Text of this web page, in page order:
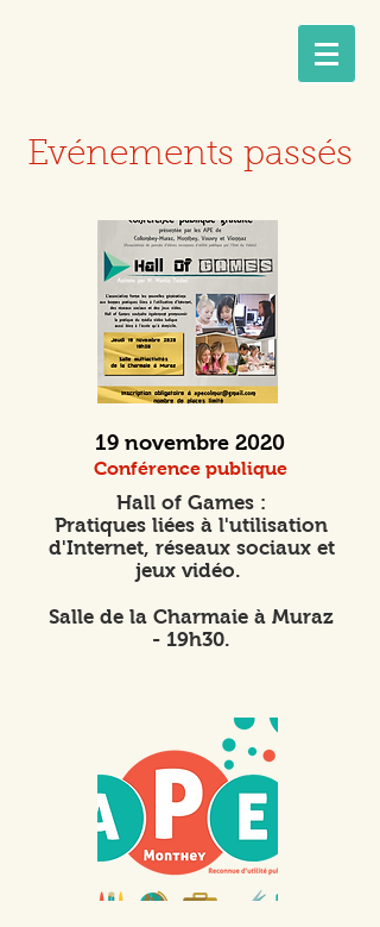
Evénements passés
19 novembre 2020
Conférence publique
Hall of Games :
Pratiques liées à l'utilisation
d'Internet, réseaux sociaux et
jeux vidéo.
Salle de la Charmaie à Muraz
- 19h30.